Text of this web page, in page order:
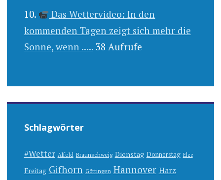
Das Wettervideo: In den
kommenden Tagen zeigt sich mehr die
Sonne, wenn ..... 38 Aufrufe
Schlagwörter
#Wetter Alfeld Braunschweig Dienstag Donnerstag Elze
Freitag Gifhorn Göttingen Hannover Harz